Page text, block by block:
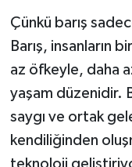
Çünkü barış
Barış, insanların
az öfkeyle, daha
yaşam düzenidir.
saygı ve ortak
kendiliğinden